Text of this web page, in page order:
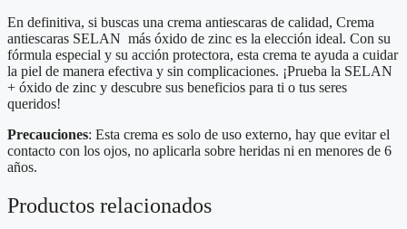
En definitiva, si buscas una crema antiescaras de calidad, Crema
antiescaras SELAN más óxido de zinc es la elección ideal. Con su
fórmula especial y su acción protectora, esta crema te ayuda a cuidar
la piel de manera efectiva y sin complicaciones. ¡Prueba la SELAN
+ óxido de zinc y descubre sus beneficios para ti o tus seres
queridos!
Precauciones: Esta crema es solo de uso externo, hay que evitar el
contacto con los ojos, no aplicarla sobre heridas ni en menores de 6
años.
Productos relacionados